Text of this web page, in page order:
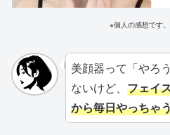
※個人の感想です
美顔器って「やろ
ないけど、 フェイ
から毎日やっちゃ